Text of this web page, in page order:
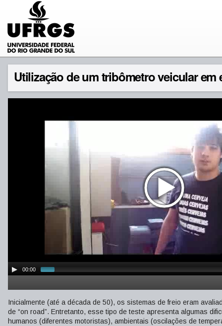
Utilização de um tribômetro veicular
00:00
Inicialmente (até a década de 50), os sistemas de freio eram
de “on road”. Entretanto, esse tipo de teste apresenta algumas
humanos (diferentes motoristas), ambientais (oscilações de